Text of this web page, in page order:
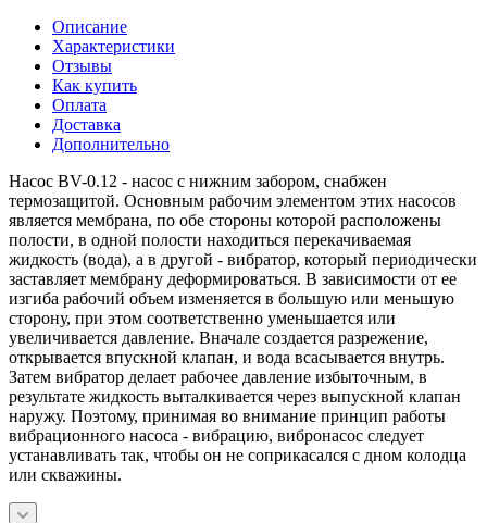
Описание
Характеристики
Отзывы
Как купить
Оплата
Доставка
Дополнительно
Насос BV-0.12 - насос с нижним забором, снабжен
термозащитой. Основным рабочим элементом этих насосов
является мембрана, по обе стороны которой расположены
полости, в одной полости находиться перекачиваемая
жидкость (вода), а в другой - вибратор, который периодически
заставляет мембрану деформироваться. В зависимости от ее
изгиба рабочий объем изменяется в большую или меньшую
сторону, при этом соответственно уменьшается или
увеличивается давление. Вначале создается разрежение,
открывается впускной клапан, и вода всасывается внутрь.
Затем вибратор делает рабочее давление избыточным, в
результате жидкость выталкивается через выпускной клапан
наружу. Поэтому, принимая во внимание принцип работы
вибрационного насоса - вибрацию, вибронасос следует
устанавливать так, чтобы он не соприкасался с дном колодца
или скважины.